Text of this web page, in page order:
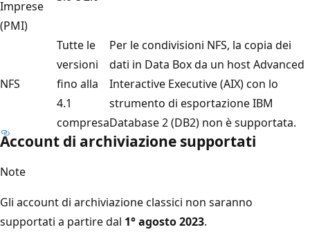
Imprese
(PMI)
NFS
Tutte le
versioni
fino alla
4.1
compresa
Per le condivisioni NFS, la copia dei
dati in Data Box da un host Advanced
Interactive Executive (AIX) con lo
strumento di esportazione IBM
Database 2 (DB2) non è supportata.
Account di archiviazione supportati
Note
Gli account di archiviazione classici non saranno
supportati a partire dal 1° agosto 2023.